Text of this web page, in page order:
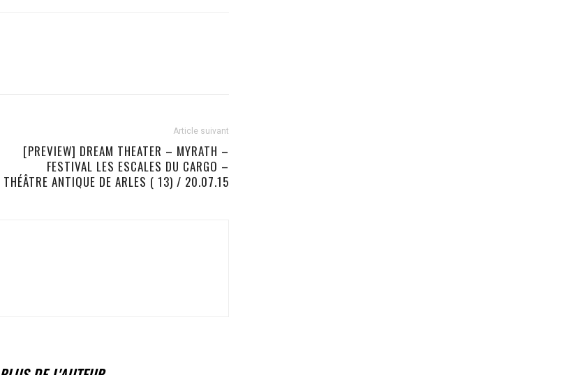
Article suivant
[PREVIEW] DREAM THEATER – MYRATH –
FESTIVAL LES ESCALES DU CARGO –
THÉÂTRE ANTIQUE DE ARLES ( 13) / 20.07.15